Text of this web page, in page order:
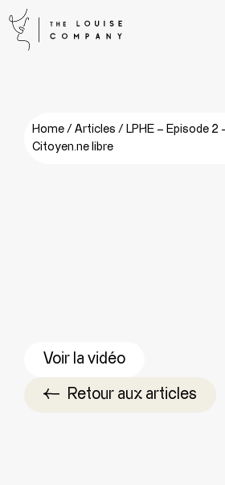
Home / Articles / LPHE – Episode 2
Citoyen.ne libre
Voir la vidéo
Retour aux articles